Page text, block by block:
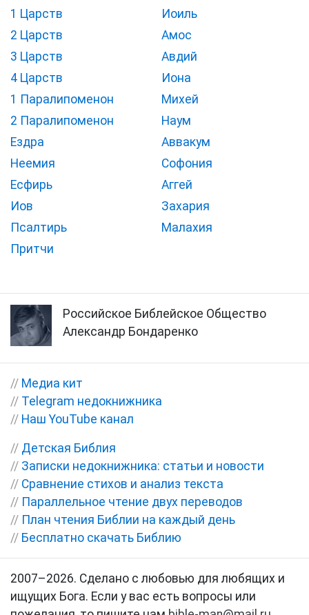
1 Царств
2 Царств
3 Царств
4 Царств
1 Паралипоменон
2 Паралипоменон
Ездра
Неемия
Есфирь
Иов
Псалтирь
Притчи
Иоиль
Амос
Авдий
Иона
Михей
Наум
Аввакум
Софония
Аггей
Захария
Малахия
Российское Библейское Общество
Александр Бондаренко
// Медиа кит
// Telegram недокнижника
// Наш YouTube канал
// Детская Библия
// Записки недокнижника: статьи и новости
// Сравнение стихов и анализ текста
// Параллельное чтение двух переводов
// План чтения Библии на каждый день
// Бесплатно скачать Библию
2007–2026. Сделано с любовью для любящих и
ищущих Бога. Если у вас есть вопросы или